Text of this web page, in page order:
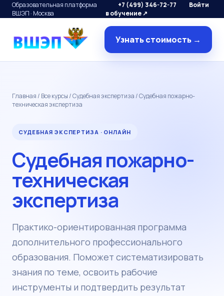
Образовательная платформа
ВШЭП · Москва
+7 (499) 346-72-77
Войти
в обучение ↗
Узнать стоимость →
Главная / Все курсы /Судебная экспертиза / Судебная пожарно-
техническая экспертиза
СУДЕБНАЯ ЭКСПЕРТИЗА · ОНЛАЙН
Судебная пожарно-
техническая
экспертиза
Практико-ориентированная программа
дополнительного профессионального
образования. Поможет систематизировать
знания по теме, освоить рабочие
инструменты и подтвердить результат